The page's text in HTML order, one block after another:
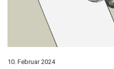
10. Februar 2024